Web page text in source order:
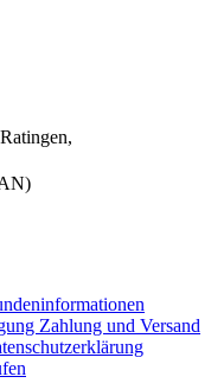
Zahlung und Versand